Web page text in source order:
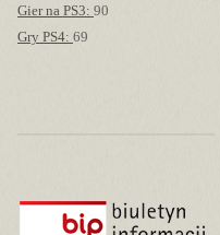
Gier na PS3: 90
Gry PS4: 69